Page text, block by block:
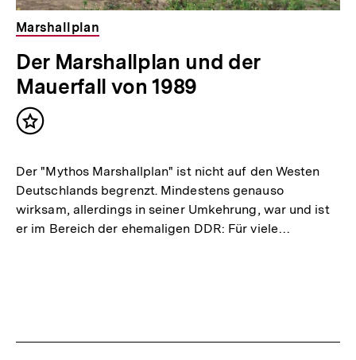
Marshallplan
Der Marshallplan und der
Mauerfall von 1989
Inhalt
Der "Mythos Marshallplan" ist nicht auf den Westen
Deutschlands begrenzt. Mindestens genauso
wirksam, allerdings in seiner Umkehrung, war und ist
er im Bereich der ehemaligen DDR: Für viele…